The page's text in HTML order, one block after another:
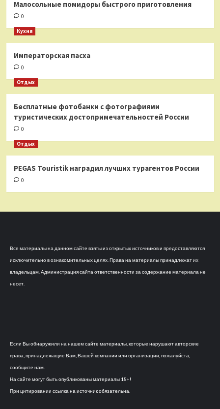
Малосольные помидоры быстрого приготовления
0
Кухня
Императорская пасха
0
Отдых
Бесплатные фотобанки с фотографиями
туристических достопримечательностей России
0
Отдых
PEGAS Touristik наградил лучших турагентов России
0
Все материалы на данном сайте взяты из открытых источников и предоставляются
исключительно в ознакомительных целях. Права на материалы принадлежат их
владельцам. Администрация сайта ответственности за содержание материала не
несет.
Если Вы обнаружили на нашем сайте материалы, которые нарушают авторские
права, принадлежащие Вам, Вашей компании или организации, пожалуйста,
сообщите нам.
На сайте могут быть опубликованы материалы 18+!
При цитировании ссылка на источник обязательна.